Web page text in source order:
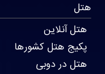
هتل
هتل آنلاین
پکیج هتل کشورها
هتل در دوبی